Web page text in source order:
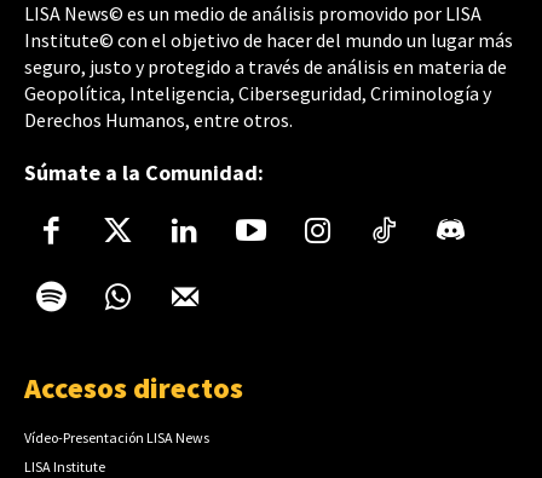
LISA News© es un medio de análisis promovido por LISA
Institute© con el objetivo de hacer del mundo un lugar más
seguro, justo y protegido a través de análisis en materia de
Geopolítica, Inteligencia, Ciberseguridad, Criminología y
Derechos Humanos, entre otros.
Súmate a la Comunidad:
Accesos directos
Vídeo-Presentación LISA News
LISA Institute